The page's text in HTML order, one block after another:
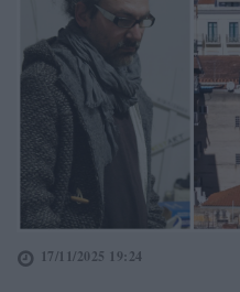
17/11/2025 19:24